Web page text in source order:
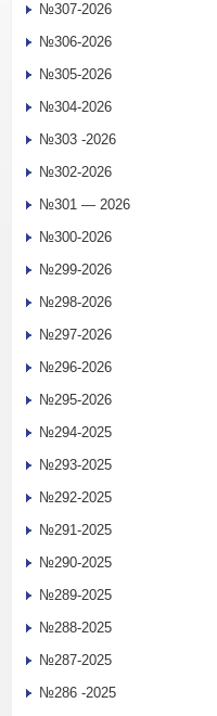
№307-2026
№306-2026
№305-2026
№304-2026
№303 -2026
№302-2026
№301 — 2026
№300-2026
№299-2026
№298-2026
№297-2026
№296-2026
№295-2026
№294-2025
№293-2025
№292-2025
№291-2025
№290-2025
№289-2025
№288-2025
№287-2025
№286 -2025